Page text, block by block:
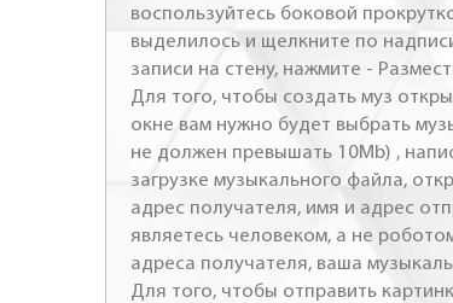
воспользуйтесь боковой
выделилось и щелкните по
записи на стену, нажмите -
Для того, чтобы создать муз
окне вам нужно будет выбрать
не должен превышать 10Mb) ,
загрузке музыкального файла,
адрес получателя, имя и адрес
являетесь человеком, а не
адреса получателя, ваша
Для того, чтобы отправить